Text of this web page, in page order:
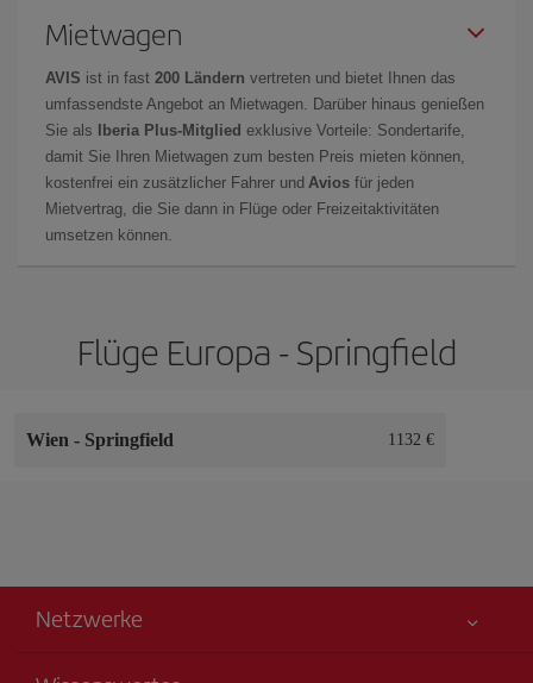
Mietwagen
AVIS ist in fast 200 Ländern vertreten und bietet Ihnen das
umfassendste Angebot an Mietwagen. Darüber hinaus genießen
Sie als
Iberia Plus-Mitglied exklusive Vorteile: Sondertarife,
damit Sie Ihren Mietwagen zum besten Preis mieten können,
kostenfrei ein zusätzlicher Fahrer und Avios für jeden
Mietvertrag, die Sie dann in Flüge oder Freizeitaktivitäten
umsetzen können.
Flüge Europa - Springfield
Wien - Springfield 1132 €
Netzwerke